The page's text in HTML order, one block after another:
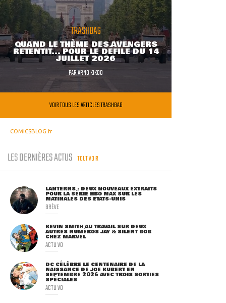
TRASHBAG
QUAND LE THÈME DES AVENGERS
RETENTIT... POUR LE DÉFILÉ DU 14
JUILLET 2026
PARARNO KIKOO
VOIR TOUS LES ARTICLES TRASHBAG
COMICSBLOG.fr
LES DERNIÈRES ACTUS TOUT VOIR
LANTERNS : DEUX NOUVEAUX EXTRAITS
POUR LA SÉRIE HBO MAX SUR LES
MATINALES DES ETATS-UNIS
BRÈVE
KEVIN SMITH AU TRAVAIL SUR DEUX
AUTRES NUMÉROS JAY & SILENT BOB
CHEZ MARVEL
ACTU VO
DC CÉLÈBRE LE CENTENAIRE DE LA
NAISSANCE DE JOE KUBERT EN
SEPTEMBRE 2026 AVEC TROIS SORTIES
SPÉCIALES
ACTU VO